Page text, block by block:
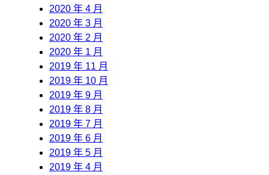
2020 年 4 月
2020 年 3 月
2020 年 2 月
2020 年 1 月
2019 年 11 月
2019 年 10 月
2019 年 9 月
2019 年 8 月
2019 年 7 月
2019 年 6 月
2019 年 5 月
2019 年 4 月